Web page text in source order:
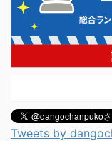
Tweets by